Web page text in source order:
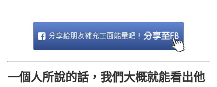
一個人所說的話，我們大概就能看出他